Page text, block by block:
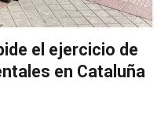
el ejercicio de
en Cataluña